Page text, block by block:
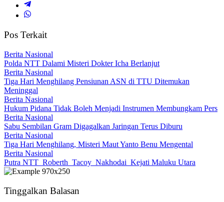
Pos Terkait
Berita Nasional
Polda NTT Dalami Misteri Dokter Icha Berlanjut
Berita Nasional
Tiga Hari Menghilang Pensiunan ASN di TTU Ditemukan
Meninggal
Berita Nasional
Hukum Pidana Tidak Boleh Menjadi Instrumen Membungkam Pers
Berita Nasional
Sabu Sembilan Gram Digagalkan Jaringan Terus Diburu
Berita Nasional
Tiga Hari Menghilang, Misteri Maut Yanto Benu Mengental
Berita Nasional
Putra NTT Roberth Tacoy Nakhodai Kejati Maluku Utara
Tinggalkan Balasan